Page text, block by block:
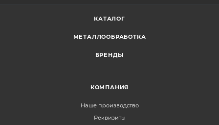
КАТАЛОГ
МЕТАЛЛООБРАБОТКА
БРЕНДЫ
КОМПАНИЯ
Наше производство
Реквизиты